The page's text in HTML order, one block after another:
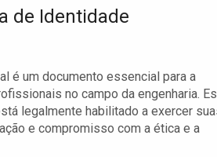
de Identidade
é um documento essencial para a
no campo da engenharia.
legalmente habilitado a exercer
e compromisso com a ética e a